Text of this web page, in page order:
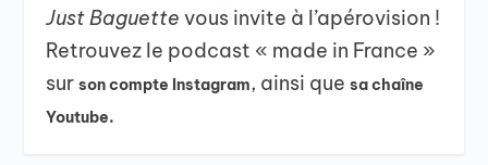
Just Baguettevous invite à l’apérovision !
Retrouvez le podcast « made in France »
surson compte Instagram, ainsi quesa chaîne
Youtube.